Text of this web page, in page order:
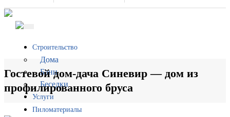
Строительство
Дома
Бани
Беседки
Услуги
Пиломатериалы
Гостевой дом-дача Синевир — дом из
профилированного бруса